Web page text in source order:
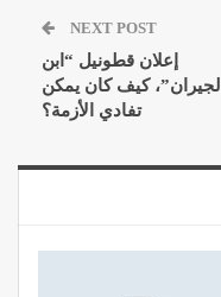
NEXT POST
إعلان قطونيل “ابن
الجيران”، كيف كان يمكن
تفادي الأزمة؟